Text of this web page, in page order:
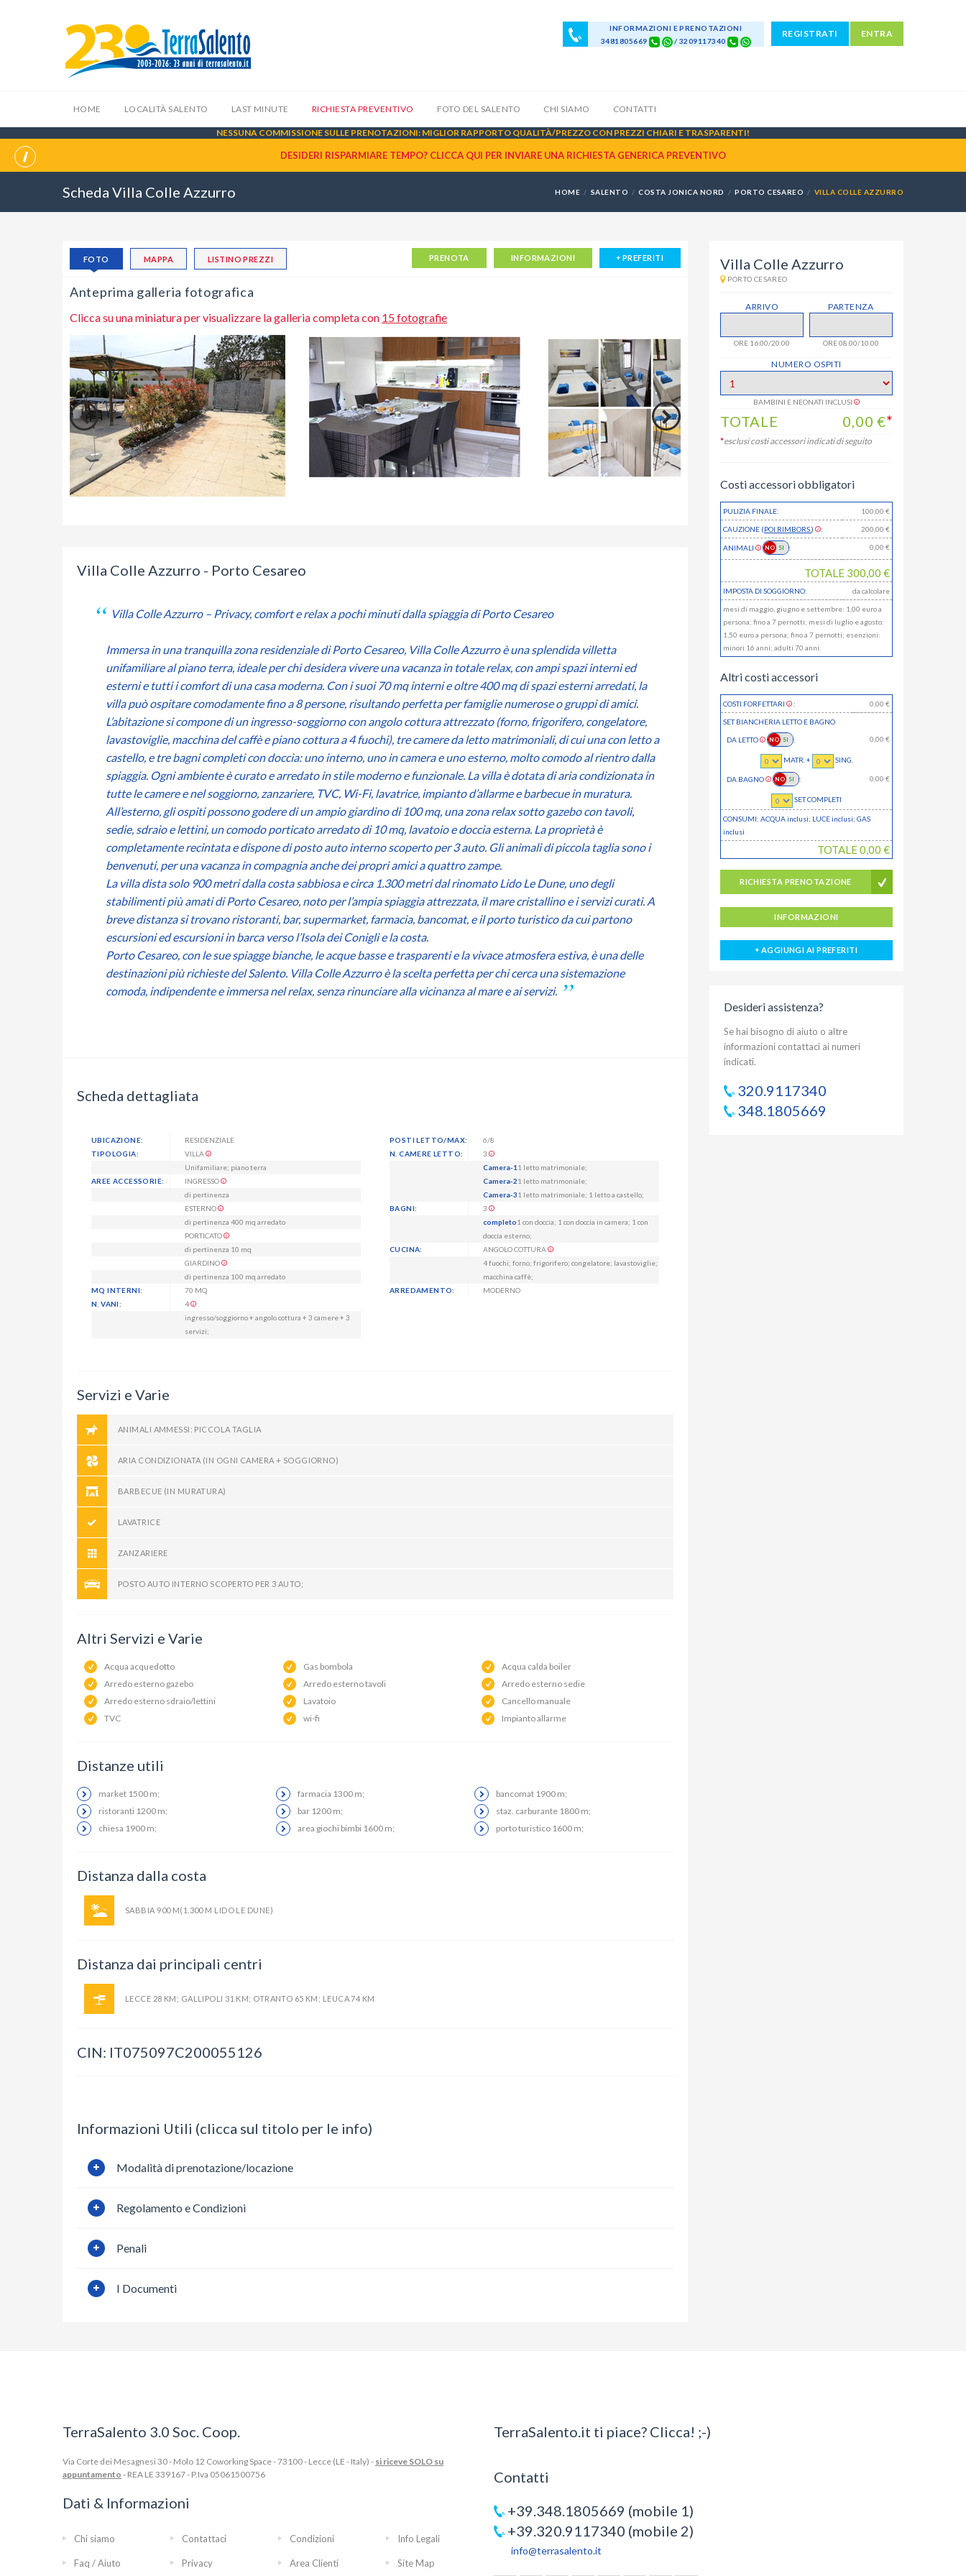
REGISTRATI ENTRA
INFORMAZIONI E PRENOTAZIONI
3481805669
/ 3209117340
HOME LOCALITÀ SALENTO LAST MINUTE RICHIESTA PREVENTIVO FOTO DEL SALENTO CHI SIAMO CONTATTI
NESSUNA COMMISSIONE SULLE PRENOTAZIONI: MIGLIOR RAPPORTO QUALITÀ/PREZZO CON PREZZI CHIARI E TRASPARENTI!
DESIDERI RISPARMIARE TEMPO? CLICCA QUI PER INVIARE UNA RICHIESTA GENERICA PREVENTIVO
Scheda Villa Colle Azzurro HOME SALENTO COSTA JONICA NORD PORTO CESAREO VILLA COLLE AZZURRO
FOTO MAPPA LISTINO PREZZI PREFERITI
INFORMAZIONI
PRENOTA
Anteprima galleria fotografica
Clicca su una miniatura per visualizzare la galleria completa con 15 fotografie
Villa Colle Azzurro - Porto Cesareo
Villa Colle Azzurro – Privacy, comfort e relax a pochi minuti dalla spiaggia di Porto Cesareo
Immersa in una tranquilla zona residenziale di Porto Cesareo, Villa Colle Azzurro è una splendida villetta
unifamiliare al piano terra, ideale per chi desidera vivere una vacanza in totale relax, con ampi spazi interni ed
esterni e tutti i comfort di una casa moderna. Con i suoi 70 mq interni e oltre 400 mq di spazi esterni arredati, la
villa può ospitare comodamente fino a 8 persone, risultando perfetta per famiglie numerose o gruppi di amici.
L’abitazione si compone di un ingresso-soggiorno con angolo cottura attrezzato (forno, frigorifero, congelatore,
lavastoviglie, macchina del caffè e piano cottura a 4 fuochi), tre camere da letto matrimoniali, di cui una con letto a
castello, e tre bagni completi con doccia: uno interno, uno in camera e uno esterno, molto comodo al rientro dalla
spiaggia. Ogni ambiente è curato e arredato in stile moderno e funzionale. La villa è dotata di aria condizionata in
tutte le camere e nel soggiorno, zanzariere, TVC, Wi-Fi, lavatrice, impianto d’allarme e barbecue in muratura.
All’esterno, gli ospiti possono godere di un ampio giardino di 100 mq, una zona relax sotto gazebo con tavoli,
sedie, sdraio e lettini, un comodo porticato arredato di 10 mq, lavatoio e doccia esterna. La proprietà è
completamente recintata e dispone di posto auto interno scoperto per 3 auto. Gli animali di piccola taglia sono i
benvenuti, per una vacanza in compagnia anche dei propri amici a quattro zampe.
La villa dista solo 900 metri dalla costa sabbiosa e circa 1.300 metri dal rinomato Lido Le Dune, uno degli
stabilimenti più amati di Porto Cesareo, noto per l’ampia spiaggia attrezzata, il mare cristallino e i servizi curati. A
breve distanza si trovano ristoranti, bar, supermarket, farmacia, bancomat, e il porto turistico da cui partono
escursioni ed escursioni in barca verso l’Isola dei Conigli e la costa.
Porto Cesareo, con le sue spiagge bianche, le acque basse e trasparenti e la vivace atmosfera estiva, è una delle
destinazioni più richieste del Salento. Villa Colle Azzurro è la scelta perfetta per chi cerca una sistemazione
comoda, indipendente e immersa nel relax, senza rinunciare alla vicinanza al mare e ai servizi.
Scheda dettagliata
UBICAZIONE:
RESIDENZIALE
TIPOLOGIA:
VILLA
Unifamiliare; piano terra
AREE ACCESSORIE:
INGRESSO
di pertinenza
ESTERNO
di pertinenza 400 mq arredato
PORTICATO
di pertinenza 10 mq
GIARDINO
di pertinenza 100 mq arredato
MQ INTERNI:
70 MQ
N. VANI:
4
ingresso/soggiorno + angolo cottura + 3 camere + 3
servizi;
POSTI LETTO/MAX:
6/8
N. CAMERE LETTO:
3
Camera-1 1 letto matrimoniale;
Camera-21 letto matrimoniale;
Camera-31 letto matrimoniale; 1 letto a castello;
BAGNI:
3
completo1 con doccia; 1 con doccia in camera; 1 con
doccia esterno;
CUCINA:
ANGOLO COTTURA
4 fuochi; forno; frigorifero; congelatore; lavastoviglie;
macchina caffè;
ARREDAMENTO:
MODERNO
Servizi e Varie
ANIMALI AMMESSI: PICCOLA TAGLIA
ARIA CONDIZIONATA (IN OGNI CAMERA + SOGGIORNO)
BARBECUE (IN MURATURA)
LAVATRICE
ZANZARIERE
POSTO AUTO INTERNO SCOPERTO PER 3 AUTO;
Altri Servizi e Varie
Acqua acquedotto Gas bombola
Acqua calda boiler
Arredo esterno gazebo
Arredo esterno tavoli
Arredo esterno sedie
Arredo esterno sdraio/lettini
Lavatoio
Cancello manuale
TVC
wi-fi Impianto allarme
Distanze utili
market 1500 m; farmacia 1300 m;
bancomat 1900 m;
ristoranti 1200 m;
bar 1200 m;
staz. carburante 1800 m;
chiesa 1900 m;
area giochi bimbi 1600 m; porto turistico 1600 m;
Distanza dalla costa
SABBIA 900 M(1.300 M LIDO LE DUNE)
Distanza dai principali centri
LECCE 28 KM; GALLIPOLI 31 KM; OTRANTO 65 KM; LEUCA 74 KM
CIN: IT075097C200055126
Informazioni Utili (clicca sul titolo per le info)
Modalità di prenotazione/locazione
Regolamento e Condizioni
Penali
I Documenti
Villa Colle Azzurro
PORTO CESAREO
ARRIVO
ORE 16.00/20.00
PARTENZA
ORE 08.00/10.00
NUMERO OSPITI
BAMBINI E NEONATI INCLUSI
TOTALE 0,00 €*
*esclusi costi accessori indicati di seguito
Costi accessori obbligatori
PULIZIA FINALE: 100,00 €
CAUZIONE (POI RIMBORS.) : 200,00 €
ANIMALI : 0,00 €
TOTALE 300,00 €
IMPOSTA DI SOGGIORNO: da calcolare
mesi di maggio, giugno e settembre: 1,00 euro a
persona; fino a 7 pernotti; mesi di luglio e agosto:
1,50 euro a persona; fino a 7 pernotti; esenzioni:
minori 16 anni; adulti 70 anni.
Altri costi accessori
COSTI FORFETTARI : 0,00 €
SET BIANCHERIA LETTO E BAGNO
DA LETTO : 0,00 €
MATR. + SING.
DA BAGNO : 0,00 €
SET COMPLETI
CONSUMI: ACQUAinclusi; LUCEinclusi; GAS
inclusi
TOTALE0,00 €
RICHIESTA PRENOTAZIONE
INFORMAZIONI
AGGIUNGI AI PREFERITI
Desideri assistenza?
Se hai bisogno di aiuto o altre
informazioni contattaci ai numeri
indicati.
320.9117340
348.1805669
TerraSalento 3.0 Soc. Coop.
Via Corte dei Mesagnesi 30 - Molo 12 Coworking Space - 73100 - Lecce (LE - Italy) - si riceve SOLO su
appuntamento - REA LE 339167 - P.Iva 05061500756
Dati & Informazioni
Chi siamo Contattaci Condizioni Info Legali
Faq / Aiuto Privacy Area Clienti Site Map
TerraSalento.it ti piace? Clicca! ;-)
Contatti
+39.348.1805669 (mobile 1)
+39.320.9117340 (mobile 2)
info@terrasalento.it